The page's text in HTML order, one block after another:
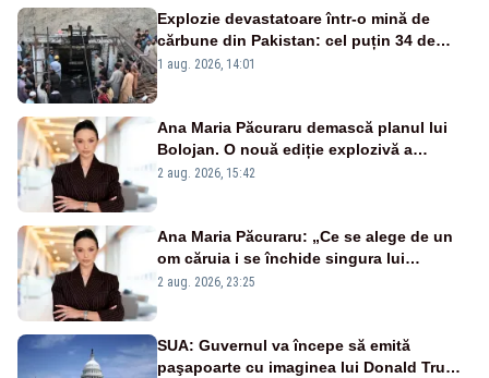
Explozie devastatoare într-o mină de
cărbune din Pakistan: cel puțin 34 de
morți - VIDEO
1 aug. 2026, 14:01
Ana Maria Păcuraru demască planul lui
Bolojan. O nouă ediție explozivă a
emisiunii „Miza Zilei” la Realitatea PLUS
2 aug. 2026, 15:42
Ana Maria Păcuraru: „Ce se alege de un
om căruia i se închide singura lui
portiță?”
2 aug. 2026, 23:25
SUA: Guvernul va începe să emită
paşapoarte cu imaginea lui Donald Trump